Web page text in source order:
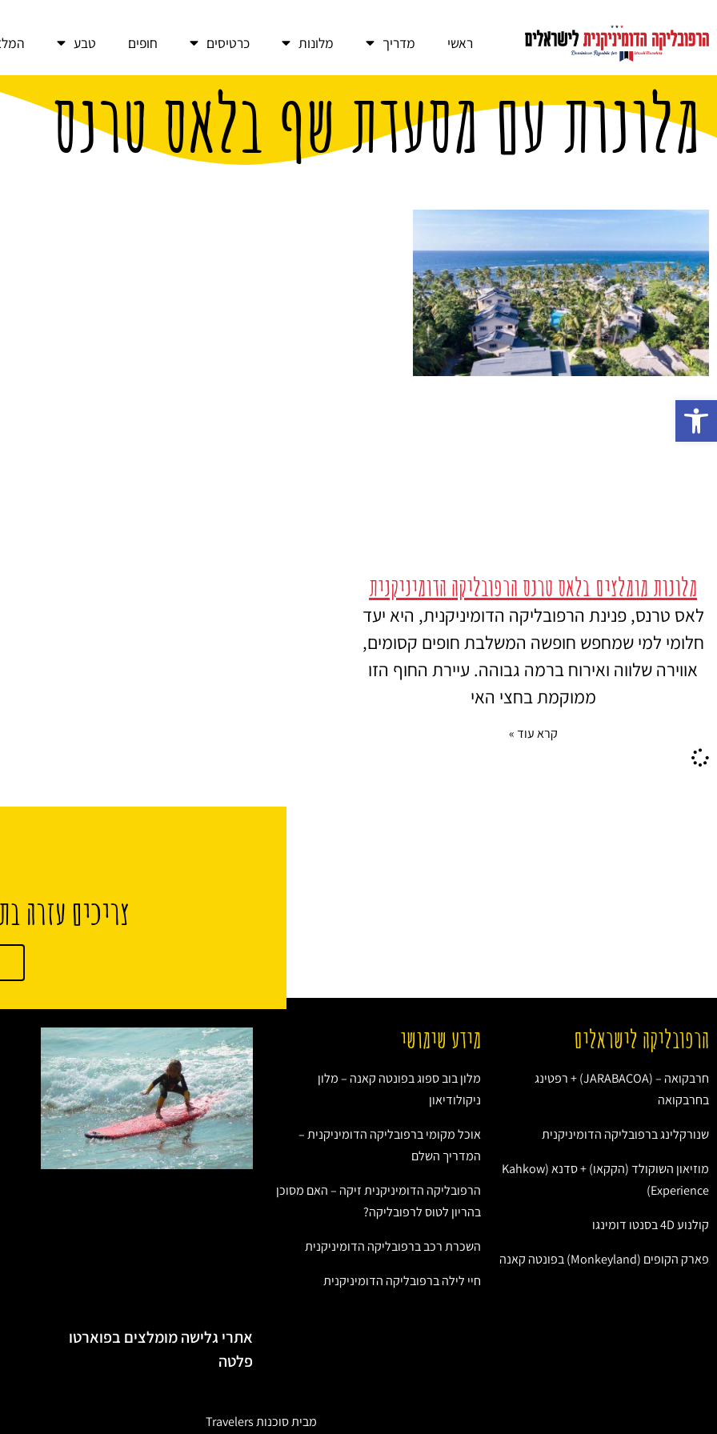
ראשי מדריך מלונות כרטיסים חופים טבע
מלונות עם מסעדת שף בלאס טרנס
מלונות מומלצים בלאס טרנס הרפובליקה הדומיניקנית
לאס טרנס, פנינת הרפובליקה הדומיניקנית, היא יעד
חלומי למי שמחפש חופשה המשלבת חופים קסומים,
אווירה שלווה ואירוח ברמה גבוהה. עיירת החוף הזו
ממוקמת בחצי האי
קרא עוד »
צריכים עזרה
הרפובליקה לישראלים
חרבקואה – (JARABACOA) + רפטינג
בחרבקואה
שנורקלינג ברפובליקה הדומיניקנית
מוזיאון השוקולד (הקקאו) + סדנא (Kahkow
Experience)
קולנוע 4D בסנטו דומינגו
פארק הקופים (Monkeyland) בפונטה קאנה
מידע שימושי
מלון בוב ספוג בפונטה קאנה – מלון
ניקולודיאון
אוכל מקומי ברפובליקה הדומיניקנית –
המדריך השלם
הרפובליקה הדומיניקנית זיקה – האם מסוכן
בהריון לטוס לרפובליקה?
השכרת רכב ברפובליקה הדומיניקנית
חיי לילה ברפובליקה הדומיניקנית
אתרי גלישה מומלצים בפוארטו
פלטה
מבית סוכנות Travelers
פתח סרגל נגישות